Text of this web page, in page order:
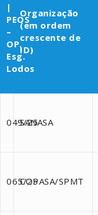
|
PEOS
–
OP.
Esg.
Lodos
Organização
(em ordem
crescente de
ID)
049/25
SANASA
065/25
COPASA/SPMT